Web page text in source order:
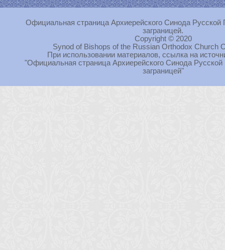
Официальная страница Архиерейского Синода Русской
заграницей.
Copyright © 2020
Synod of Bishops of the Russian Orthodox Church
При использовании материалов, ссылка на
"Официальная страница Архиерейского Синода
заграницей"